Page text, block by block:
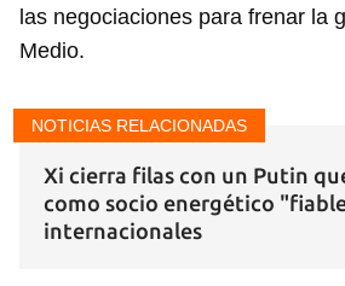
las negociaciones para frenar la
Medio.
NOTICIAS RELACIONADAS
Xi cierra filas con un Putin
como socio energético
internacionales